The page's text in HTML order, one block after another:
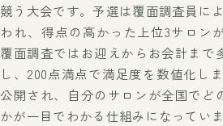
競う大会です。予選は覆面調査員に
われ、得点の高かった上位3サロン
覆面調査ではお迎えからお会計まで
し、200点満点で満足度を数値化し
公開され、自分のサロンが全国でど
かが一目でわかる仕組みになっていま